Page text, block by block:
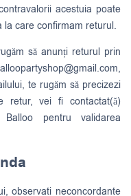
acestuia poate
care confirmam returul.
să anunți returul prin
,
te rugăm să precizezi
retur, vei fi contactat(ă)
pentru validarea
observati neconcordante